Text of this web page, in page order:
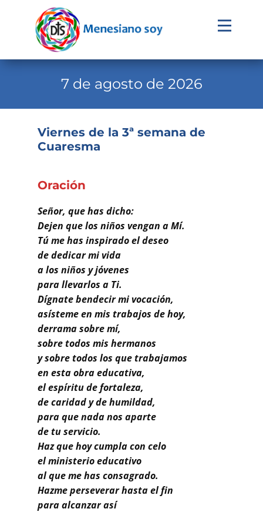
Evangelio
Institucional
Pastoral Vocacional
Recursos
Contacto
Buscar
7 de agosto de 2026
Viernes de la 3ª semana de
Cuaresma
Oración
Señor, que has dicho:
Dejen que los niños vengan a Mí.
Tú me has inspirado el deseo
de dedicar mi vida
a los niños y jóvenes
para llevarlos a Ti.
Dígnate bendecir mi vocación,
asísteme en mis trabajos de hoy,
derrama sobre mí,
sobre todos mis hermanos
y sobre todos los que trabajamos
en esta obra educativa,
el espíritu de fortaleza,
de caridad y de humildad,
para que nada nos aparte
de tu servicio.
Haz que hoy cumpla con celo
el ministerio educativo
al que me has consagrado.
Hazme perseverar hasta el fin
para alcanzar así